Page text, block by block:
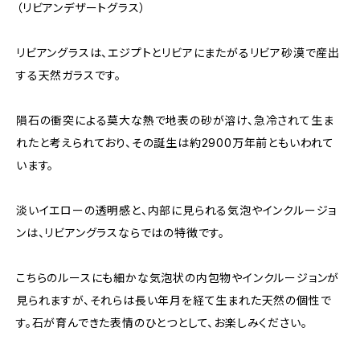
（リビアンデザートグラス）
リビアングラスは、エジプトとリビアにまたがるリビア砂漠で産出
する天然ガラスです。
隕石の衝突による莫大な熱で地表の砂が溶け、急冷されて生ま
れたと考えられており、その誕生は約2900万年前ともいわれて
います。
淡いイエローの透明感と、内部に見られる気泡やインクルージョ
ンは、リビアングラスならではの特徴です。
こちらのルースにも細かな気泡状の内包物やインクルージョンが
見られますが、それらは長い年月を経て生まれた天然の個性で
す。石が育んできた表情のひとつとして、お楽しみください。